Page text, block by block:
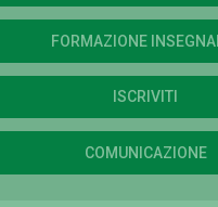
FORMAZIONE
ISCRIVITI
COMUNICAZIONE